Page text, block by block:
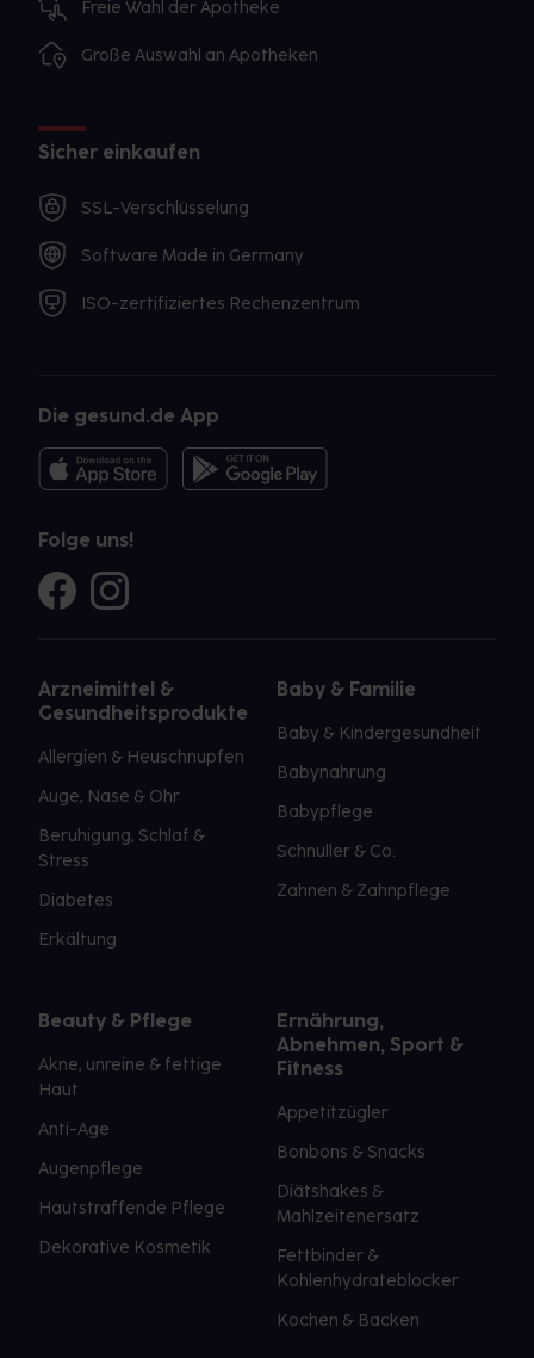
Freie Wahl der Apotheke
Große Auswahl an Apotheken
Sicher einkaufen
SSL-Verschlüsselung
Software Made in Germany
ISO-zertifiziertes Rechenzentrum
Die gesund.de App
Folge uns!
Arzneimittel &
Gesundheitsprodukte
Allergien & Heuschnupfen
Auge, Nase & Ohr
Beruhigung, Schlaf &
Stress
Diabetes
Erkältung
Baby & Familie
Baby & Kindergesundheit
Babynahrung
Babypflege
Schnuller & Co.
Zahnen & Zahnpflege
Beauty & Pflege
Akne, unreine & fettige
Haut
Anti-Age
Augenpflege
Hautstraffende Pflege
Dekorative Kosmetik
Ernährung,
Abnehmen, Sport &
Fitness
Appetitzügler
Bonbons & Snacks
Diätshakes &
Mahlzeitenersatz
Fettbinder &
Kohlenhydrateblocker
Kochen & Backen